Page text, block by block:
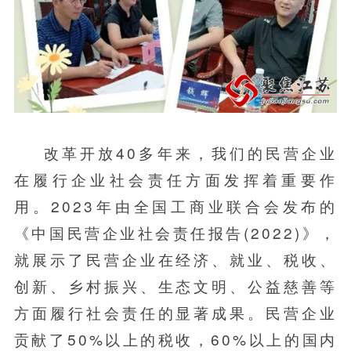
改革开放40多年来，我们的民营企业
在履行企业社会责任方面发挥着重要作
用。2023年由全国工商业联合会发布的
《中国民营企业社会责任报告(2022)》，
就展示了民营企业在经济、就业、税收、
创新、乡村振兴、生态文明、公益慈善等
方面履行社会责任的显著成果。民营企业
贡献了50%以上的税收，60%以上的国内